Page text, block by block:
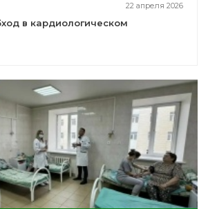
22 апреля 2026
в кардиологическом